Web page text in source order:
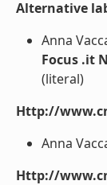
Alternative
Anna
Focus .it
(literal)
Http://
Anna
Http://